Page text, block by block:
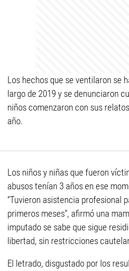
Los hechos que se ventilaron se
largo de 2019 y se denunciaron
niños comenzaron con sus
año.
Los niños y niñas que fueron
abusos tenían 3 años en ese
“Tuvieron asistencia profesional
primeros meses”, afirmó una
imputado se sabe que sigue
libertad, sin restricciones
El letrado, disgustado por los